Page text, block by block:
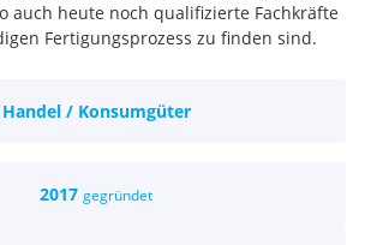
auch heute noch qualifizierte Fachkräfte
Fertigungsprozess zu finden sind.
Qualität unserer Produkte bei.
wir auch die Fertigung auf individuellen
Handel / Konsumgüter
2017 gegründet